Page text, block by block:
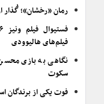
رمان «رخشان»؛ گُذار
فیلم‌های هالیوودی
نگاهی به بازی
سکوت
فوت یکی از برندگان